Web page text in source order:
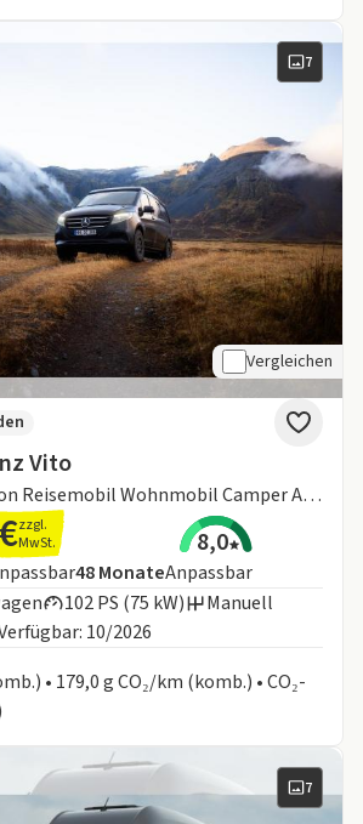
7
Vergleichen
Vito
Offtrack Expedition Reisemobil Wohnmobil Camper Aufstelldach
zzgl.
MwSt.
8,0
Laufzeit
48MonateAnpassbar
102 PS (75 kW)
Manuell
10/2026
• 179,0 g CO₂/km (komb.) • CO₂-
7